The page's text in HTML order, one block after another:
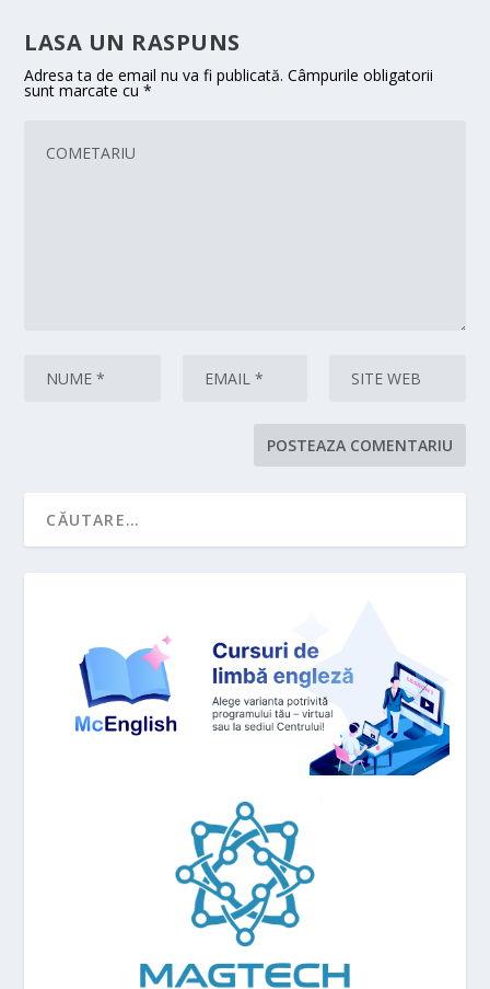
LASA UN RASPUNS
Adresa ta de email nu va fi publicată. Câmpurile obligatorii
sunt marcate cu*